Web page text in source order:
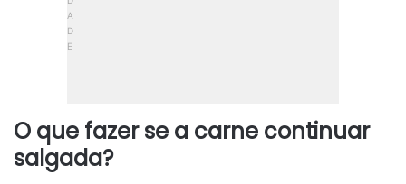
O que fazer se a carne continuar
salgada?